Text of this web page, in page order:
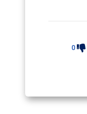
0